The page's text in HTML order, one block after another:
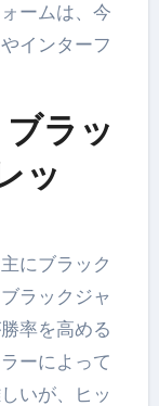
ームは、今
インターフ
ラッ
ッ
にブラック
ラックジャ
率を高める
ーによって
いが、ヒッ